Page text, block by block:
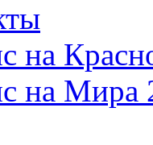
на
на Мира